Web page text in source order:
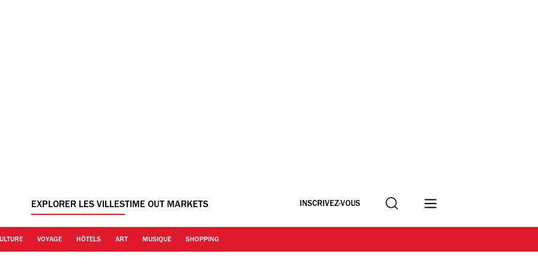
EXPLORER LES VILLESTIME OUT MARKETS INSCRIVEZ-VOUS Recherche
VOYAGE HÔTELS ART MUSIQUE SHOPPING